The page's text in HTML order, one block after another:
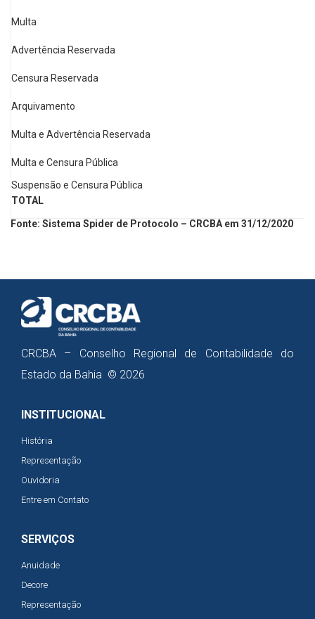
Multa
Advertência Reservada
Censura Reservada
Arquivamento
Multa e Advertência Reservada
Multa e Censura Pública
Suspensão e Censura Pública
TOTAL
Fonte: Sistema Spider de Protocolo – CRCBA em 31/12/2020
CRCBA – Conselho Regional de Contabilidade do
Estado da Bahia © 2026
INSTITUCIONAL
História
Representação
Ouvidoria
Entre em Contato
SERVIÇOS
Anuidade
Decore
Representação